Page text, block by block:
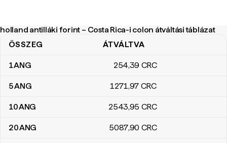
holland antilláki forint – Costa Rica-i colon átváltási táblázat
holland antilláki forint – Costa Rica-i colon átváltási táblázat
ÖSSZEG ÁTVÁLTVA
1ANG 254,39 CRC
5ANG 1271,97 CRC
10ANG 2543,95 CRC
20ANG 5087,90 CRC